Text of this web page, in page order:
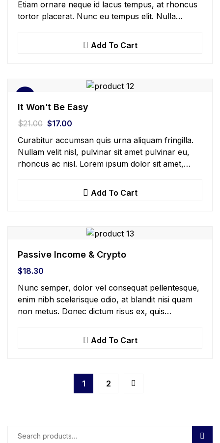
Etiam ornare neque id lacus tempus, at rhoncus
tortor placerat. Nunc eu tempus elit. Nulla
Add To Cart
It Won’t Be Easy
$21.00 $17.00
Curabitur accumsan quis urna aliquam fringilla.
Nullam velit nisl, pulvinar sit amet pulvinar eu,
rhoncus ac nisl. Lorem ipsum dolor sit amet,
consectetur nisi….
Add To Cart
Passive Income & Crypto
$18.30
Nunc semper, dolor vel consequat pellentesque,
enim nibh scelerisque odio, at blandit nisi quam
non metus. Donec dictum risus ex, quis
Add To Cart
1 2